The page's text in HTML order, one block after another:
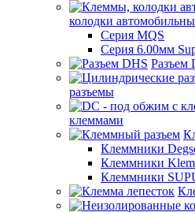
колодки
Серия MQS
Серия 6.00мм
Разъем
разъемы
клеммами
Клеммники
Клеммники
Клеммники